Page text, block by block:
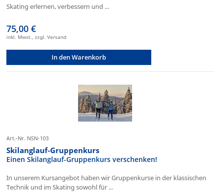
Skating erlernen, verbessern und ...
75,00 €
inkl. Mwst., zzgl. Versand
In den Warenkorb
Art.-Nr. NSN-103
Skilanglauf-Gruppenkurs
Einen Skilanglauf-Gruppenkurs verschenken!
In unserem Kursangebot haben wir Gruppenkurse in der klassischen
Technik und im Skating sowohl für ...